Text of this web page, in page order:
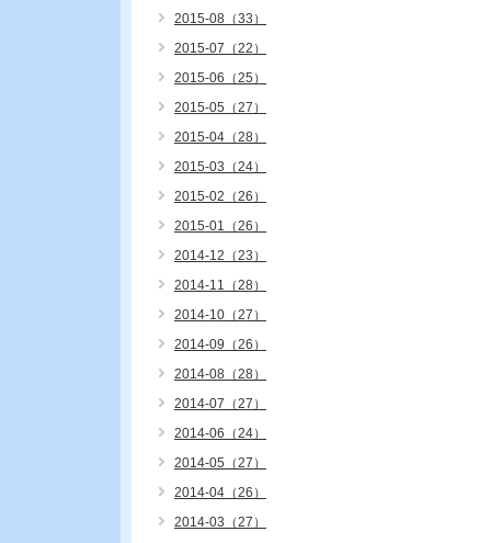
2015-08（33）
2015-07（22）
2015-06（25）
2015-05（27）
2015-04（28）
2015-03（24）
2015-02（26）
2015-01（26）
2014-12（23）
2014-11（28）
2014-10（27）
2014-09（26）
2014-08（28）
2014-07（27）
2014-06（24）
2014-05（27）
2014-04（26）
2014-03（27）